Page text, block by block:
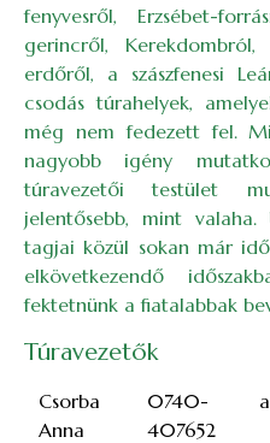
fenyvesről, Erzsébet-
gerincről, Kerekdombról,
erdőről, a szászfenesi
csodás túrahelyek,
még nem fedezett fel.
nagyobb igény
túravezetői testület
jelentősebb, mint valaha.
tagjai közül sokan már
elkövetkezendő
fektetnünk a fiatalabbak
Túravezetők
Csorba
Anna
0740-
407652